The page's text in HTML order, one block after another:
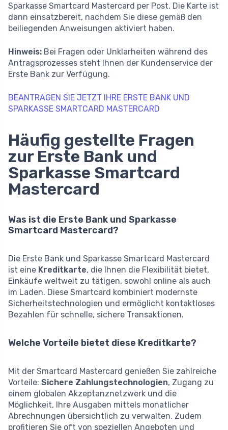
Sparkasse Smartcard Mastercard per Post. Die Karte ist
dann einsatzbereit, nachdem Sie diese gemäß den
beiliegenden Anweisungen aktiviert haben.
Hinweis: Bei Fragen oder Unklarheiten während des
Antragsprozesses steht Ihnen der Kundenservice der
Erste Bank zur Verfügung.
BEANTRAGEN SIE JETZT IHRE ERSTE BANK UND
SPARKASSE SMARTCARD MASTERCARD
Häufig gestellte Fragen
zur Erste Bank und
Sparkasse Smartcard
Mastercard
Was ist die Erste Bank und Sparkasse
Smartcard Mastercard?
Die Erste Bank und Sparkasse Smartcard Mastercard
ist eine Kreditkarte, die Ihnen die Flexibilität bietet,
Einkäufe weltweit zu tätigen, sowohl online als auch
im Laden. Diese Smartcard kombiniert modernste
Sicherheitstechnologien und ermöglicht kontaktloses
Bezahlen für schnelle, sichere Transaktionen.
Welche Vorteile bietet diese Kreditkarte?
Mit der Smartcard Mastercard genießen Sie zahlreiche
Vorteile: Sichere Zahlungstechnologien, Zugang zu
einem globalen Akzeptanznetzwerk und die
Möglichkeit, Ihre Ausgaben mittels monatlicher
Abrechnungen übersichtlich zu verwalten. Zudem
profitieren Sie oft von speziellen Angeboten und